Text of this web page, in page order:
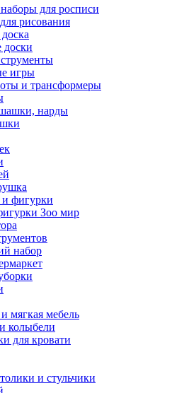
для росписи
рисования
игры
и трансформеры
нарды
фигурки
Зоо мир
набор
мягкая мебель
колыбели
для кровати
и стульчики